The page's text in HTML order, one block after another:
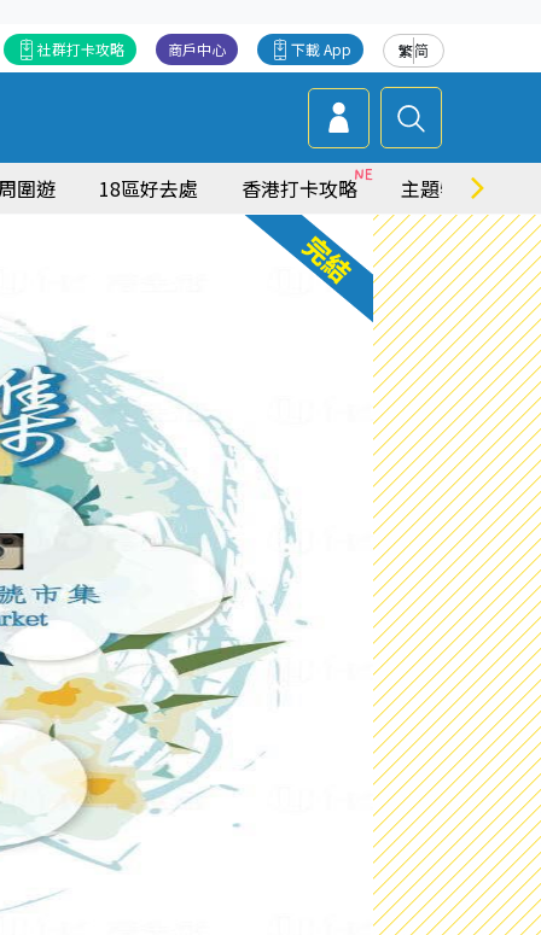
繁简
下載 App
商戶中心
社群打卡攻略
圍遊 18區好去處 香港打卡攻略 主題特集